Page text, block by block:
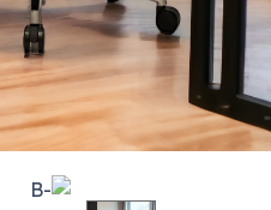
تكبير الصورة